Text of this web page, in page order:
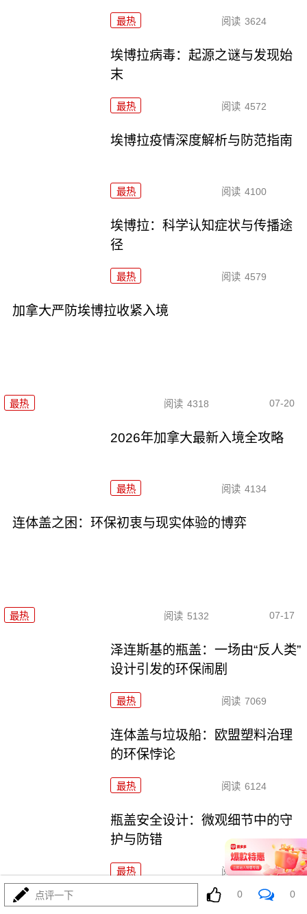
最热 阅读 3624
埃博拉病毒：起源之谜与发现始
末
最热 阅读 4572
埃博拉疫情深度解析与防范指南
最热 阅读 4100
埃博拉：科学认知症状与传播途
径
最热 阅读 4579
加拿大严防埃博拉收紧入境
最热 阅读 4318 07-20
2026年加拿大最新入境全攻略
最热 阅读 4134
连体盖之困：环保初衷与现实体验的博弈
最热 阅读 5132 07-17
泽连斯基的瓶盖：一场由“反人类”
设计引发的环保闹剧
最热 阅读 7069
连体盖与垃圾船：欧盟塑料治理
的环保悖论
最热 阅读 6124
瓶盖安全设计：微观细节中的守
护与防错
最热 阅读 4712
一个瓶盖拧出的政治与环保隐喻
点评一下 0 0